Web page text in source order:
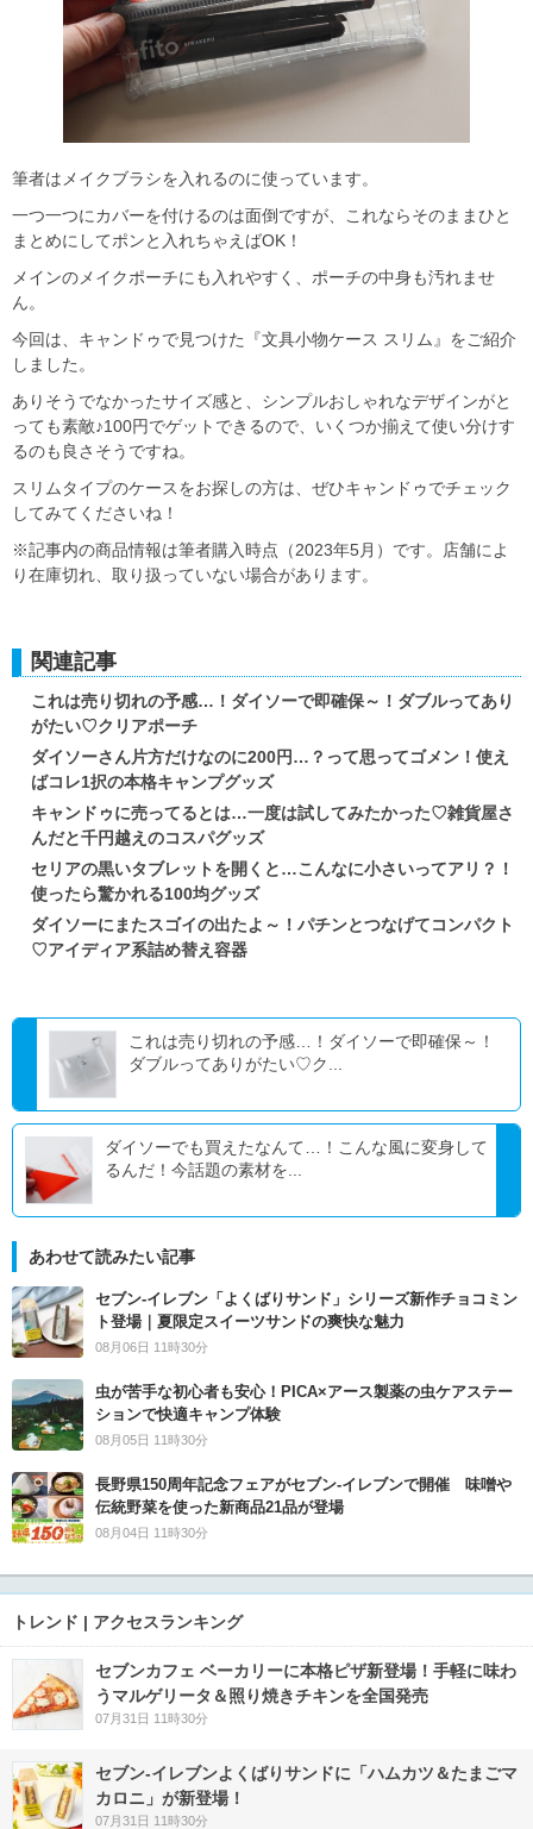
筆者はメイクブラシを入れるのに使っています。
一つ一つにカバーを付けるのは面倒ですが、これならそのままひと
まとめにしてポンと入れちゃえばOK！
メインのメイクポーチにも入れやすく、ポーチの中身も汚れませ
ん。
今回は、キャンドゥで見つけた『文具小物ケース スリム』をご紹介
しました。
ありそうでなかったサイズ感と、シンプルおしゃれなデザインがと
っても素敵♪100円でゲットできるので、いくつか揃えて使い分けす
るのも良さそうですね。
スリムタイプのケースをお探しの方は、ぜひキャンドゥでチェック
してみてくださいね！
※記事内の商品情報は筆者購入時点（2023年5月）です。店舗によ
り在庫切れ、取り扱っていない場合があります。
関連記事
これは売り切れの予感…！ダイソーで即確保～！ダブルってあり
がたい♡クリアポーチ
ダイソーさん片方だけなのに200円…？って思ってゴメン！使え
ばコレ1択の本格キャンプグッズ
キャンドゥに売ってるとは…一度は試してみたかった♡雑貨屋さ
んだと千円越えのコスパグッズ
セリアの黒いタブレットを開くと…こんなに小さいってアリ？！
使ったら驚かれる100均グッズ
ダイソーにまたスゴイの出たよ～！パチンとつなげてコンパクト
♡アイディア系詰め替え容器
これは売り切れの予感…！ダイソーで即確保～！
ダブルってありがたい♡ク...
ダイソーでも買えたなんて…！こんな風に変身して
るんだ！今話題の素材を...
あわせて読みたい記事
セブン‐イレブン「よくばりサンド」シリーズ新作チョコミン
ト登場｜夏限定スイーツサンドの爽快な魅力
08月06日 11時30分
虫が苦手な初心者も安心！PICA×アース製薬の虫ケアステー
ションで快適キャンプ体験
08月05日 11時30分
長野県150周年記念フェアがセブン-イレブンで開催 味噌や
伝統野菜を使った新商品21品が登場
08月04日 11時30分
トレンド | アクセスランキング
セブンカフェ ベーカリーに本格ピザ新登場！手軽に味わ
うマルゲリータ＆照り焼きチキンを全国発売
07月31日 11時30分
セブン‐イレブンよくばりサンドに「ハムカツ＆たまごマ
カロニ」が新登場！
07月31日 11時30分